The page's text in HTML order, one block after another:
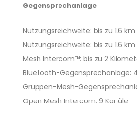
Gegensprechanlage
Nutzungsreichweite: bis zu 1,6
Nutzungsreichweite: bis zu 1,6
Mesh Intercom™: bis zu 2
Bluetooth-Gegensprechanlage:
Gruppen-Mesh-
Open Mesh Intercom: 9 Kanäle